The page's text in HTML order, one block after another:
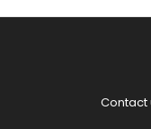
Contact